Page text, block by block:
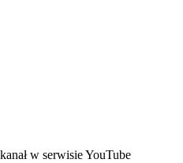
w serwisie YouTube